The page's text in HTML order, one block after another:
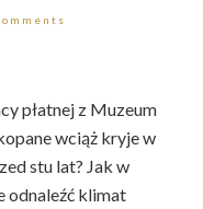
płatnej z Muzeum
wciąż kryje w
stu lat? Jak w
odnaleźć klimat